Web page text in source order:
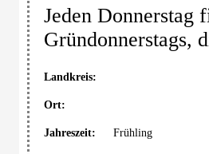
Jeden Donnerstag
Gründonnerstags,
Landkreis:
Ort:
Jahreszeit: Frühling